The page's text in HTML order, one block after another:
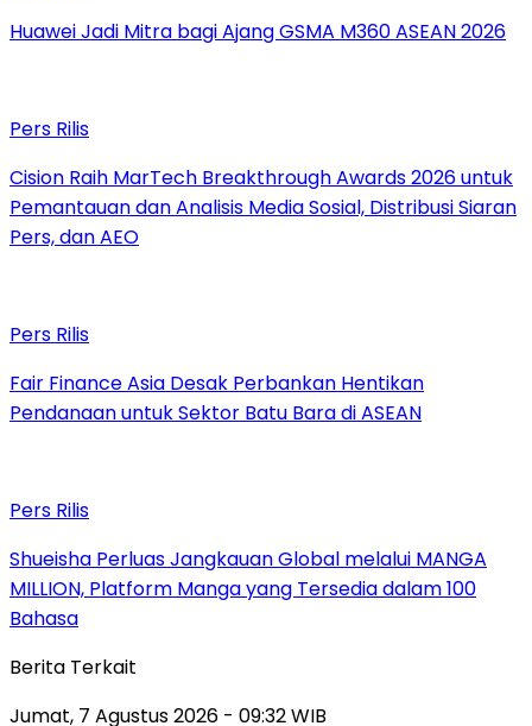
Huawei Jadi Mitra bagi Ajang GSMA M360 ASEAN 2026
Pers Rilis
Cision Raih MarTech Breakthrough Awards 2026 untuk
Pemantauan dan Analisis Media Sosial, Distribusi Siaran
Pers, dan AEO
Pers Rilis
Fair Finance Asia Desak Perbankan Hentikan
Pendanaan untuk Sektor Batu Bara di ASEAN
Pers Rilis
Shueisha Perluas Jangkauan Global melalui MANGA
MILLION, Platform Manga yang Tersedia dalam 100
Bahasa
Berita Terkait
Jumat, 7 Agustus 2026 - 09:32 WIB